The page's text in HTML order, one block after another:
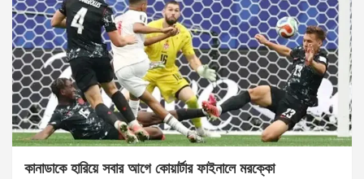
কানাডাকে হারিয়ে সবার আগে কোয়ার্টার ফাইনালে মরক্কো